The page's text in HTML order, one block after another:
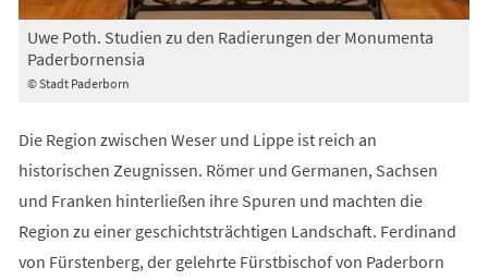
© Stadt Paderborn
Uwe Poth. Studien zu den Radierungen der Monumenta
Paderbornensia
Die Region zwischen Weser und Lippe ist reich an
historischen Zeugnissen. Römer und Germanen, Sachsen
und Franken hinterließen ihre Spuren und machten die
Region zu einer geschichtsträchtigen Landschaft. Ferdinand
von Fürstenberg, der gelehrte Fürstbischof von Paderborn